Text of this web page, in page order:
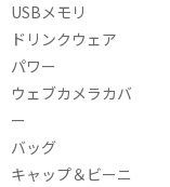
USBメモリ
ドリンクウェア
パワー
ウェブカメラカバ
ー
バッグ
キャップ＆ビーニ